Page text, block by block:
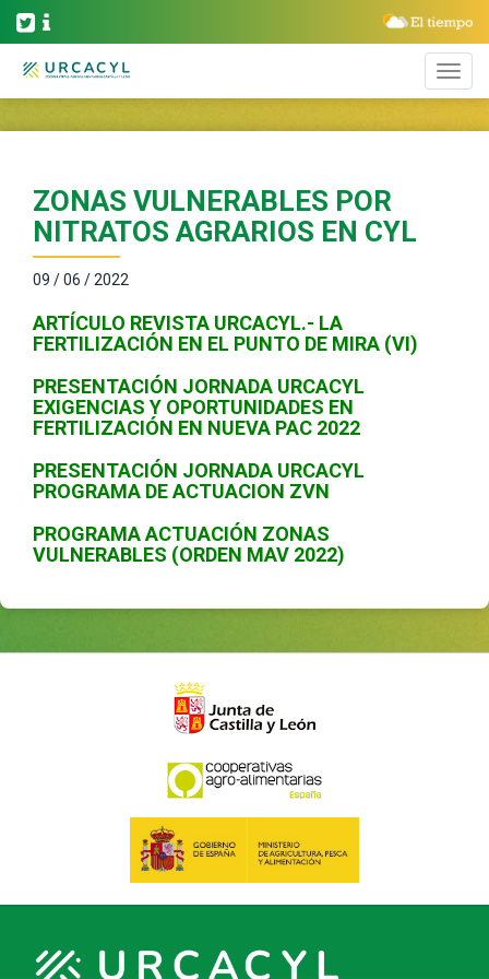
ZONAS VULNERABLES POR
NITRATOS AGRARIOS EN CYL
09 / 06 / 2022
ARTÍCULO REVISTA URCACYL.- LA
FERTILIZACIÓN EN EL PUNTO DE MIRA (VI)
PRESENTACIÓN JORNADA URCACYL
EXIGENCIAS Y OPORTUNIDADES EN
FERTILIZACIÓN EN NUEVA PAC 2022
PRESENTACIÓN JORNADA URCACYL
PROGRAMA DE ACTUACION ZVN
PROGRAMA ACTUACIÓN ZONAS
VULNERABLES (ORDEN MAV 2022)